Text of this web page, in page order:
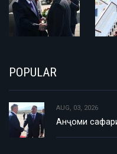
POPULAR
AUG, 03, 2026
Анҷоми